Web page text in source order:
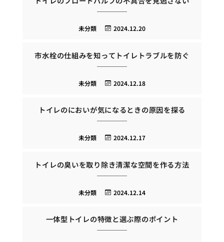
2024.12.20
未分類
市水栓の仕組みを知ってトイレトラブルを防ぐ
2024.12.18
未分類
トイレのにおいが気になるときの原因を探る
2024.12.17
未分類
トイレの臭いを取り除き清潔な空間を作る方法
2024.12.14
未分類
一体型トイレの特徴と選ぶ際のポイント